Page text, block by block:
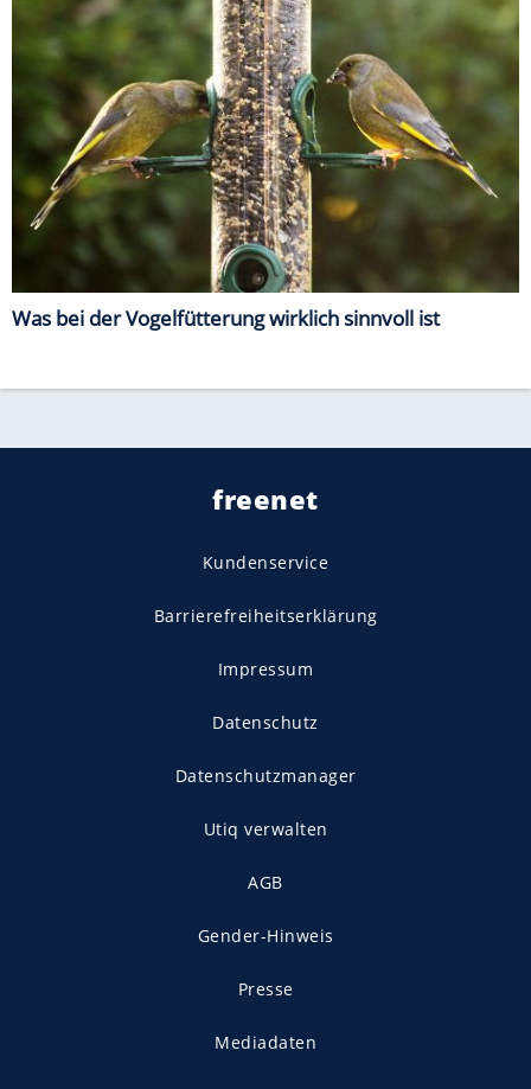
Was bei der Vogelfütterung wirklich sinnvoll ist
freenet
Kundenservice
Barrierefreiheitserklärung
Impressum
Datenschutz
Datenschutzmanager
Utiq verwalten
AGB
Gender-Hinweis
Presse
Mediadaten